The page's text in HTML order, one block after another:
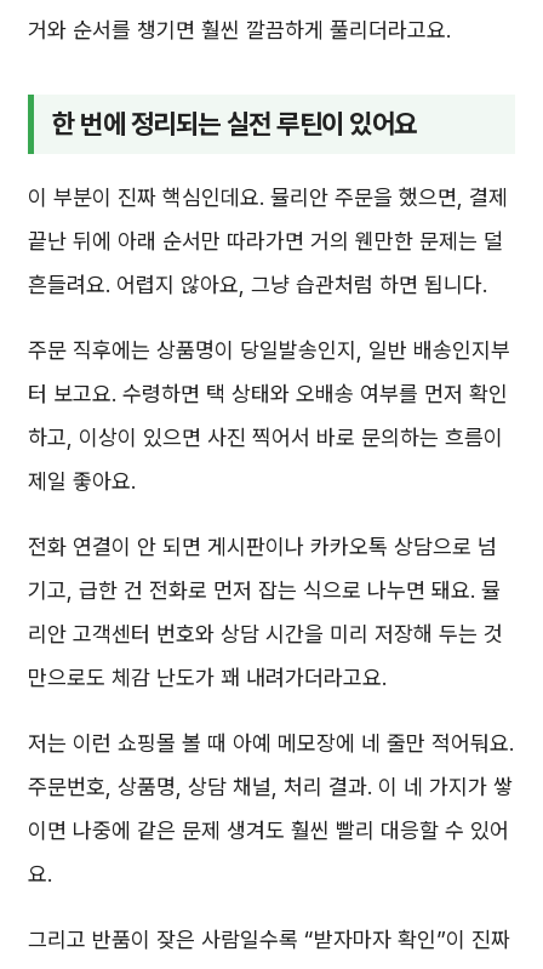
거와 순서를 챙기면 훨씬 깔끔하게 풀리더라고요.
한 번에 정리되는 실전 루틴이 있어요
이 부분이 진짜 핵심인데요. 뮬리안 주문을 했으면, 결제
끝난 뒤에 아래 순서만 따라가면 거의 웬만한 문제는 덜
흔들려요. 어렵지 않아요, 그냥 습관처럼 하면 됩니다.
주문 직후에는 상품명이 당일발송인지, 일반 배송인지부
터 보고요. 수령하면 택 상태와 오배송 여부를 먼저 확인
하고, 이상이 있으면 사진 찍어서 바로 문의하는 흐름이
제일 좋아요.
전화 연결이 안 되면 게시판이나 카카오톡 상담으로 넘
기고, 급한 건 전화로 먼저 잡는 식으로 나누면 돼요. 뮬
리안 고객센터 번호와 상담 시간을 미리 저장해 두는 것
만으로도 체감 난도가 꽤 내려가더라고요.
저는 이런 쇼핑몰 볼 때 아예 메모장에 네 줄만 적어둬요.
주문번호, 상품명, 상담 채널, 처리 결과. 이 네 가지가 쌓
이면 나중에 같은 문제 생겨도 훨씬 빨리 대응할 수 있어
요.
그리고 반품이 잦은 사람일수록 “받자마자 확인”이 진짜